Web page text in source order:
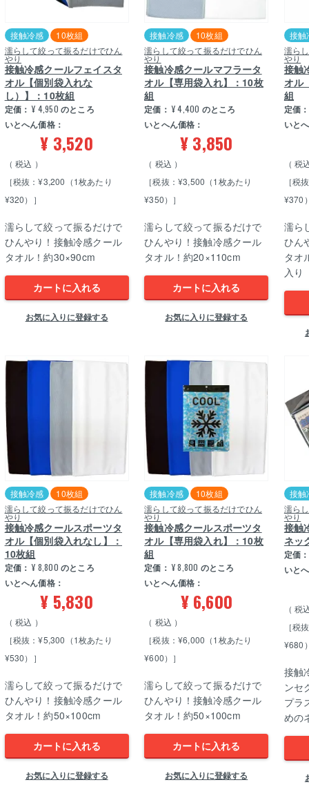
接触冷感
10枚組
濡らして絞って振るだけでひん
やり
接触冷感クールフェイスタ
オル【個別袋入れな
し）】：10枚組
定価： ¥ 4,950 のところ
いとへん価格：
¥ 3,520
税込
［税抜：¥3,200（1枚あたり
¥320）］
濡らして絞って振るだけで
ひんやり！接触冷感クール
タオル！約30×90cm
カートに入れる
お気に入りに登録する
接触冷感
10枚組
濡らして絞って振るだけでひん
やり
接触冷感クールマフラータ
オル【専用袋入れ】：10枚
組
定価： ¥ 4,400 のところ
いとへん価格：
¥3,850
税込
［税抜：¥3,500（1枚あたり
¥350）］
濡らして絞って振るだけで
ひんやり！接触冷感クール
タオル！約20×110cm
カートに入れる
お気に入りに登録する
接触
濡ら
やり
接触
オル
組
定価：
いと
税
［税
¥370
濡ら
ひん
タオ
入り
接触冷感
10枚組
濡らして絞って振るだけでひん
やり
接触冷感クールスポーツタ
オル【個別袋入れなし】：
10枚組
定価： ¥ 8,800 のところ
いとへん価格：
¥ 5,830
税込
［税抜：¥5,300（1枚あたり
¥530）］
濡らして絞って振るだけで
ひんやり！接触冷感クール
タオル！約50×100cm
カートに入れる
お気に入りに登録する
接触冷感
10枚組
濡らして絞って振るだけでひん
やり
接触冷感クールスポーツタ
オル【専用袋入れ】：10枚
組
定価： ¥ 8,800 のところ
いとへん価格：
¥ 6,600
税込
［税抜：¥6,000（1枚あたり
¥600）］
濡らして絞って振るだけで
ひんやり！接触冷感クール
タオル！約50×100cm
カートに入れる
お気に入りに登録する
接触
濡ら
やり
接触
ネッ
定価：
いと
税
［税
¥680
接触
ンセ
プラ
めの